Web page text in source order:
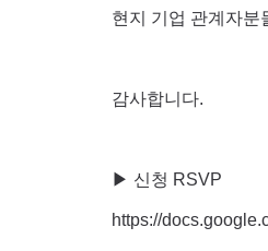
현지 기업 관계자분
감사합니다.
▶ 신청 RSVP
https://